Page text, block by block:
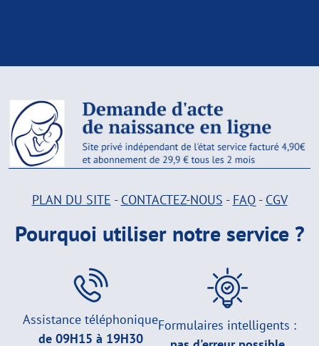
PLAN DU SITE - CONTACTEZ-NOUS - FAQ- CGV
Pourquoi utiliser notre service ?
Assistance téléphonique
de 09H15 à 19H30
Formulaires intelligents :